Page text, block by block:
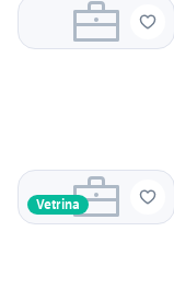
Vetrina